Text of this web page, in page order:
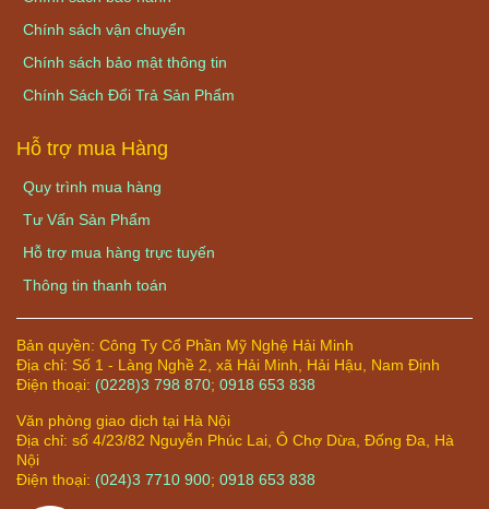
Chính sách vận chuyển
Chính sách bảo mật thông tin
Chính Sách Đổi Trả Sản Phẩm
Hỗ trợ mua Hàng
Quy trình mua hàng
Tư Vấn Sản Phẩm
Hỗ trợ mua hàng trực tuyến
Thông tin thanh toán
Bản quyền: Công Ty Cổ Phần Mỹ Nghệ Hải Minh
Địa chỉ: Số 1 - Làng Nghề 2, xã Hải Minh, Hải Hậu, Nam Định
Điện thoại: (0228)3 798 870; 0918 653 838
Văn phòng giao dịch tại Hà Nội
Địa chỉ: số 4/23/82 Nguyễn Phúc Lai, Ô Chợ Dừa, Đống Đa, Hà
Nội
Điện thoại: (024)3 7710 900; 0918 653 838